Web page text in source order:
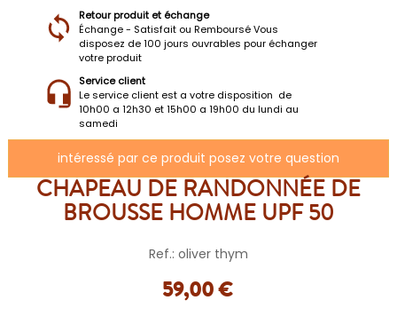
Retour produit et échange
Échange - Satisfait ou Remboursé Vous
disposez de 100 jours ouvrables pour échanger
votre produit
Service client
Le service client est a votre disposition de
10h00 a 12h30 et 15h00 a 19h00 du lundi au
samedi
intéressé par ce produit posez votre question
CHAPEAU DE RANDONNÉE DE
BROUSSE HOMME UPF 50
Ref.: oliver thym
59,00 €